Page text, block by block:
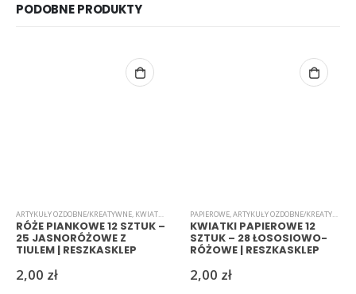
PODOBNE PRODUKTY
ARTYKUŁY OZDOBNE/KREATYWNE, KWIATKI PIANKOWE
RÓŻE PIANKOWE 12 SZTUK –
25 JASNORÓŻOWE Z
TIULEM | RESZKASKLEP
2,00 zł
PAPIEROWE,ARTYKUŁY OZDOBNE/KREATYWNE
KWIATKI PAPIEROWE 12
SZTUK – 28 ŁOSOSIOWO-
RÓŻOWE | RESZKASKLEP
2,00 zł